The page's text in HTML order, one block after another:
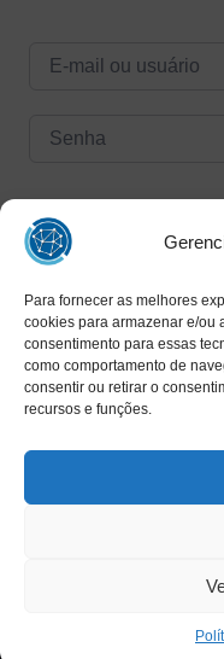
Para fornecer as melhores
cookies para armazenar e/ou
consentimento para essas
como comportamento de
consentir ou retirar o
recursos e funções.
Ainda não tem
Copyright © 2025